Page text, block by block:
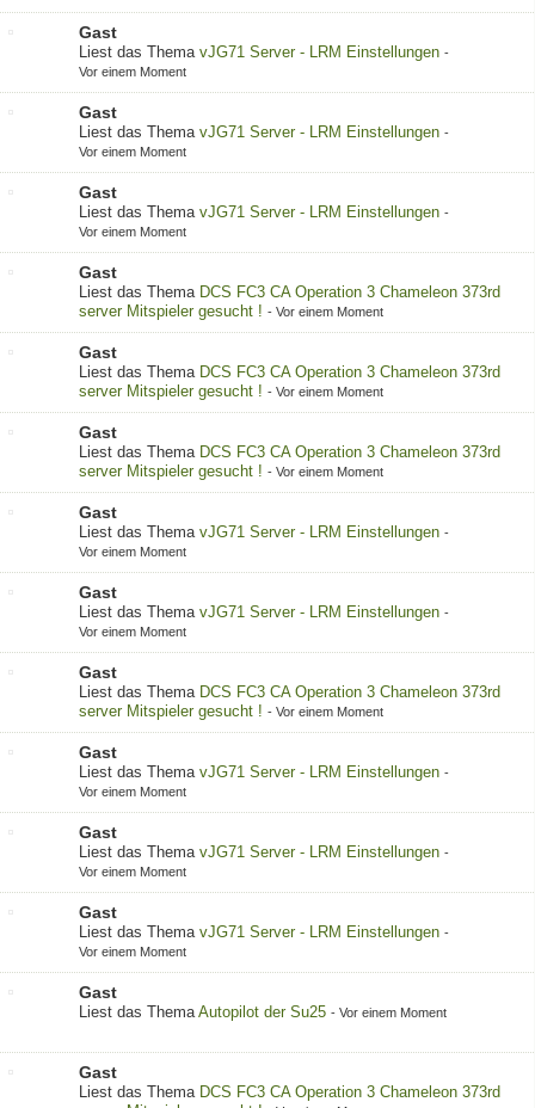
Gast
Liest das Thema vJG71 Server - LRM Einstellungen -
Vor einem Moment
Gast
Liest das Thema vJG71 Server - LRM Einstellungen -
Vor einem Moment
Gast
Liest das Thema vJG71 Server - LRM Einstellungen -
Vor einem Moment
Gast
Liest das Thema DCS FC3 CA Operation 3 Chameleon 373rd
server Mitspieler gesucht ! - Vor einem Moment
Gast
Liest das Thema DCS FC3 CA Operation 3 Chameleon 373rd
server Mitspieler gesucht ! - Vor einem Moment
Gast
Liest das Thema DCS FC3 CA Operation 3 Chameleon 373rd
server Mitspieler gesucht ! - Vor einem Moment
Gast
Liest das Thema vJG71 Server - LRM Einstellungen -
Vor einem Moment
Gast
Liest das Thema vJG71 Server - LRM Einstellungen -
Vor einem Moment
Gast
Liest das Thema DCS FC3 CA Operation 3 Chameleon 373rd
server Mitspieler gesucht ! - Vor einem Moment
Gast
Liest das Thema vJG71 Server - LRM Einstellungen -
Vor einem Moment
Gast
Liest das Thema vJG71 Server - LRM Einstellungen -
Vor einem Moment
Gast
Liest das Thema vJG71 Server - LRM Einstellungen -
Vor einem Moment
Gast
Liest das ThemaAutopilot der Su25 - Vor einem Moment
Gast
Liest das Thema DCS FC3 CA Operation 3 Chameleon 373rd